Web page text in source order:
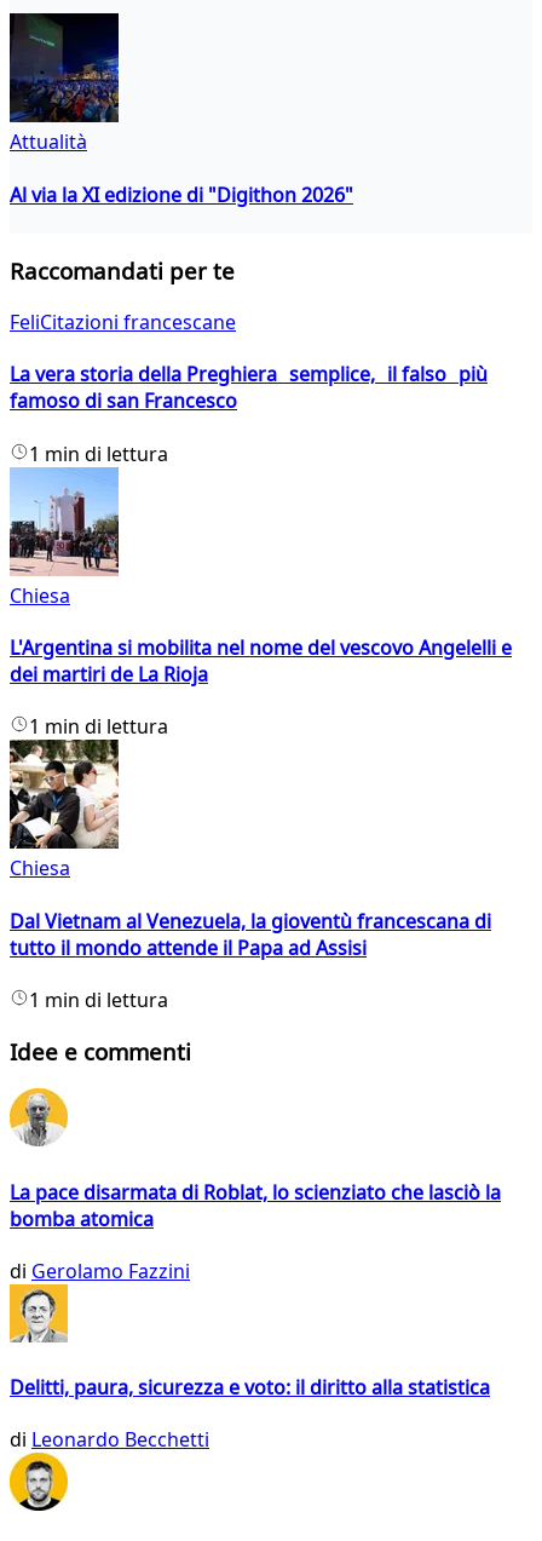
Attualità
Al via la XI edizione di "Digithon 2026"
Raccomandati per te
FeliCitazioni francescane
La vera storia della Preghiera semplice, il falso più
famoso di san Francesco
1 min di lettura
Chiesa
L'Argentina si mobilita nel nome del vescovo Angelelli e
dei martiri de La Rioja
1 min di lettura
Chiesa
Dal Vietnam al Venezuela, la gioventù francescana di
tutto il mondo attende il Papa ad Assisi
1 min di lettura
Idee e commenti
La pace disarmata di Roblat, lo scienziato che lasciò la
bomba atomica
di Gerolamo Fazzini
Delitti, paura, sicurezza e voto: il diritto alla statistica
di Leonardo Becchetti